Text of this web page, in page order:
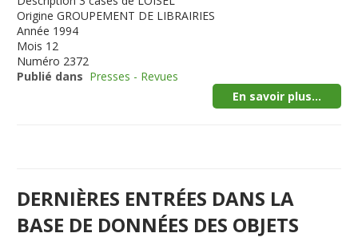
Origine GROUPEMENT DE LIBRAIRIES
Année 1994
Mois 12
Numéro 2372
Publié dans Presses - Revues
En savoir plus...
DERNIÈRES ENTRÉES DANS LA
BASE DE DONNÉES DES OBJETS